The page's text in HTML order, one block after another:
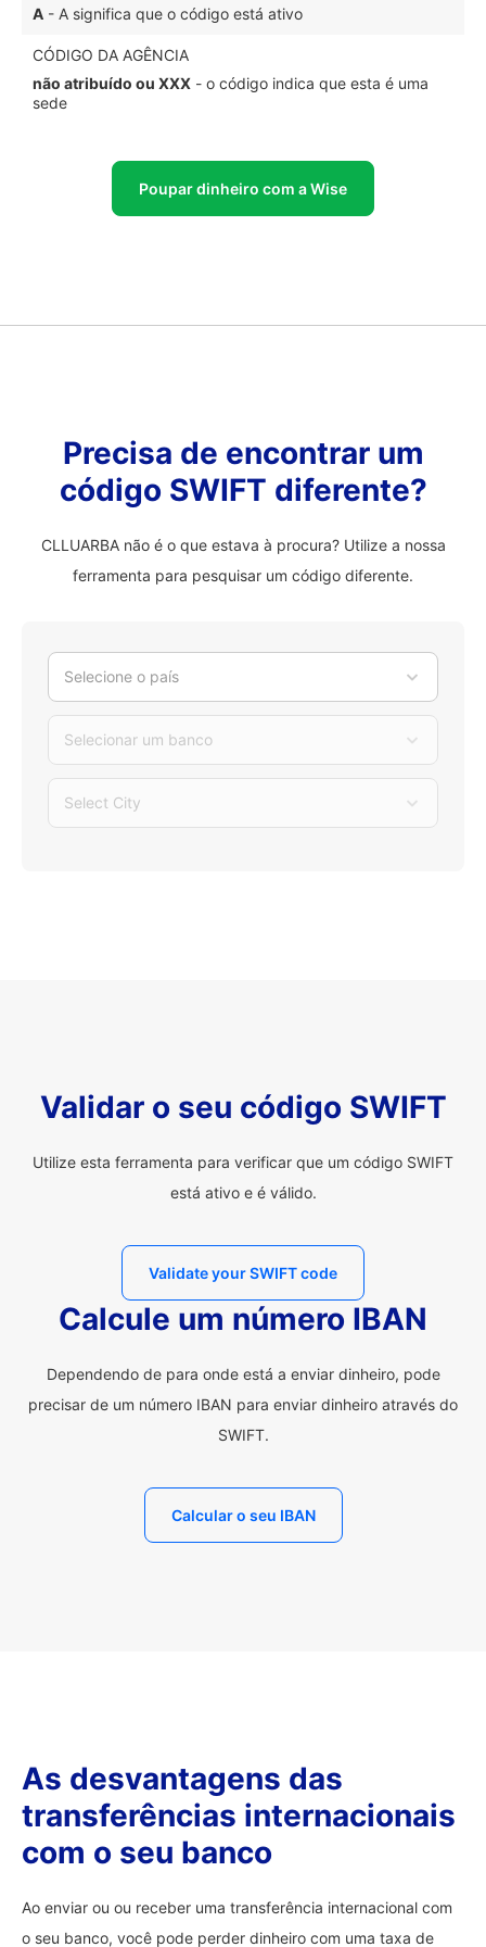
A - A significa que o código está ativo
CÓDIGO DA AGÊNCIA
não atribuído ou XXX - o código indica que esta é uma
sede
Poupar dinheiro com a Wise
Precisa de encontrar um
código SWIFT diferente?
CLLUARBA não é o que estava à procura? Utilize a nossa
ferramenta para pesquisar um código diferente.
Selecione o país
Selecionar um banco
Select City
Validar o seu código SWIFT
Utilize esta ferramenta para verificar que um código SWIFT
está ativo e é válido.
Validate your SWIFT code
Calcule um número IBAN
Dependendo de para onde está a enviar dinheiro, pode
precisar de um número IBAN para enviar dinheiro através do
SWIFT.
Calcular o seu IBAN
As desvantagens das
transferências internacionais
com o seu banco
Ao enviar ou ou receber uma transferência internacional com
o seu banco, você pode perder dinheiro com uma taxa de